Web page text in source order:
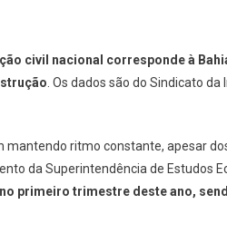
civil nacional corresponde à
. Os dados são do Sindicato da
ritmo constante, apesar
da Superintendência de Estudos
primeiro trimestre deste ano,